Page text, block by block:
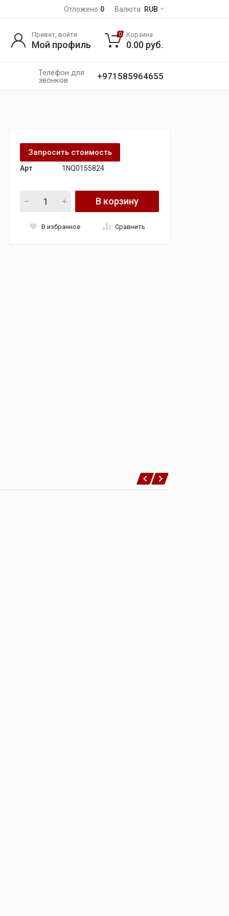
Отложено 0 Валюта: RUB
Телефон для
звонков
+971585964655
Привет, войти
Мой профиль
0 Корзина
0.00 руб.
Запросить стоимость
Арт 1NQ0155824
Двигатель TOYOTA Yaris TR VVT-i quantity
В корзину
В избранное Сравнить